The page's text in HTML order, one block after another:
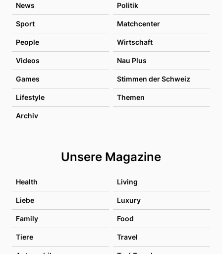
News Politik
Sport Matchcenter
People Wirtschaft
Videos Nau Plus
Games Stimmen der Schweiz
Lifestyle Themen
Archiv
Unsere Magazine
Health Living
Liebe Luxury
Family Food
Tiere Travel